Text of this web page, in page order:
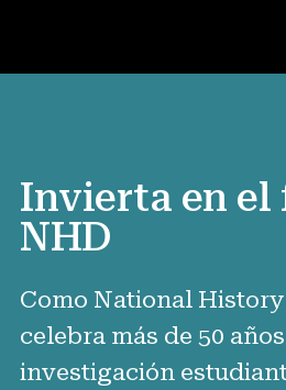
Recursos para
Acerca de NHD®
Invierta en el
NHD
Como National
celebra más de 50
investigación